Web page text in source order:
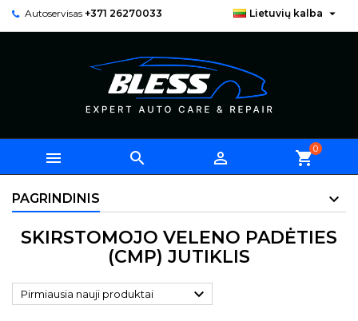
Autoservisas +371 26270033 Lietuvių kalba 
   shopping_cart0
PAGRINDINIS
SKIRSTOMOJO VELENO PADĖTIES
(CMP) JUTIKLIS
Pirmiausia nauji produktai 